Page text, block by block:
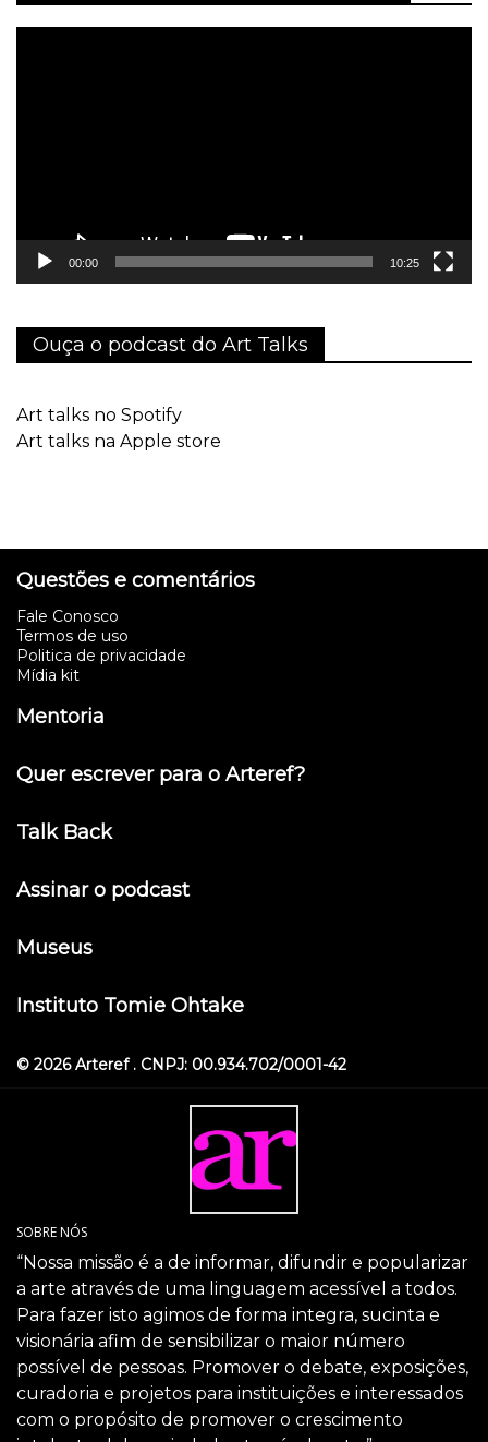
00:00 10:25
Ouça o podcast do Art Talks
Art talks no Spotify
Art talks na Apple store
Questões e comentários
Fale Conosco
Termos de uso
Politica de privacidade
Mídia kit
Mentoria
Quer escrever para o Arteref?
Talk Back
Assinar o podcast
Museus
Instituto Tomie Ohtake
© 2026 Arteref . CNPJ: 00.934.702/0001-42
SOBRE NÓS
“Nossa missão é a de informar, difundir e popularizar
a arte através de uma linguagem acessível a todos.
Para fazer isto agimos de forma integra, sucinta e
visionária afim de sensibilizar o maior número
possível de pessoas. Promover o debate, exposições,
curadoria e projetos para instituições e interessados
com o propósito de promover o crescimento